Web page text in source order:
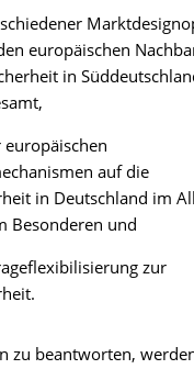
europäischen
in
auf die
in Deutschland im
Besonderen und
zur
zu beantworten,